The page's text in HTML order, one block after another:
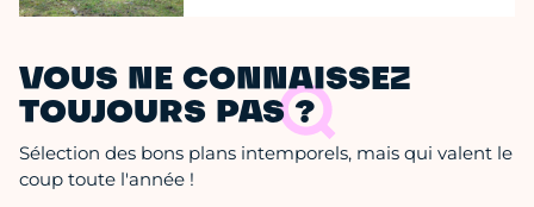
VOUS NE CONNAISSEZ
TOUJOURS PAS ?
Sélection des bons plans intemporels, mais qui valent le
coup toute l'année !